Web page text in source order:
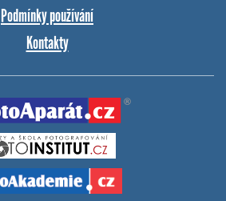
Podmínky používání
Kontakty